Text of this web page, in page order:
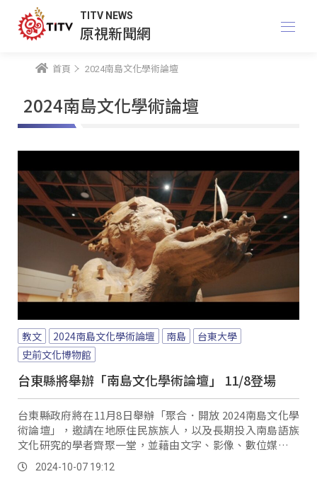
TITV NEWS
原視新聞網
首頁 2024南島文化學術論壇
2024南島文化學術論壇
教文 2024南島文化學術論壇 南島
台東大學
史前文化博物館
台東縣將舉辦「南島文化學術論壇」 11/8登場
台東縣政府將在11月8日舉辦「聚合．開放 2024南島文化學
術論壇」，邀請在地原住民族族人，以及長期投入南島語族
文化研究的學者齊聚一堂，並藉由文字、影像、數位媒體及
社群等多元方式宣傳與推動，希望讓活動能更接地氣。
2024-10-07 19:12